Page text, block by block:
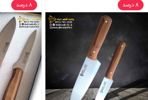
۸ درصد ۸ درصد